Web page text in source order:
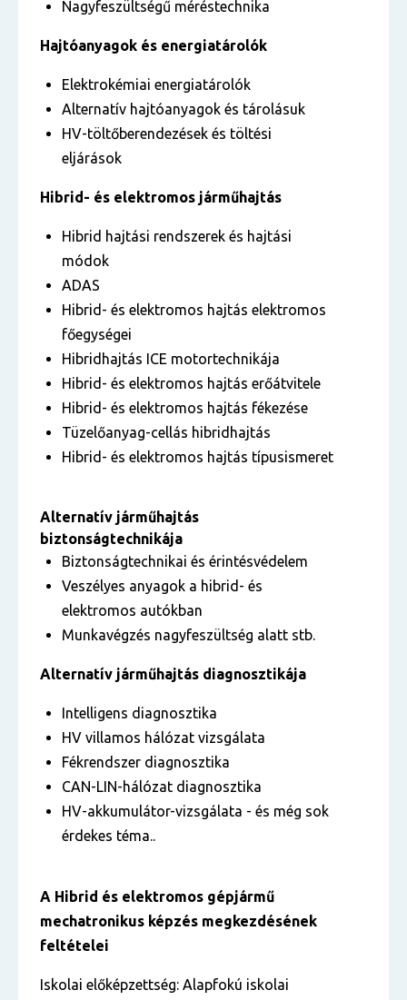
Nagyfeszültségű méréstechnika
Hajtóanyagok és energiatárolók
Elektrokémiai energiatárolók
Alternatív hajtóanyagok és tárolásuk
HV-töltőberendezések és töltési
eljárások
Hibrid- és elektromos járműhajtás
Hibrid hajtási rendszerek és hajtási
módok
ADAS
Hibrid- és elektromos hajtás elektromos
főegységei
Hibridhajtás ICE motortechnikája
Hibrid- és elektromos hajtás erőátvitele
Hibrid- és elektromos hajtás fékezése
Tüzelőanyag-cellás hibridhajtás
Hibrid- és elektromos hajtás típusismeret
Alternatív járműhajtás
biztonságtechnikája
Biztonságtechnikai és érintésvédelem
Veszélyes anyagok a hibrid- és
elektromos autókban
Munkavégzés nagyfeszültség alatt stb.
Alternatív járműhajtás diagnosztikája
Intelligens diagnosztika
HV villamos hálózat vizsgálata
Fékrendszer diagnosztika
CAN-LIN-hálózat diagnosztika
HV-akkumulátor-vizsgálata - és még sok
érdekes téma..
A Hibrid és elektromos gépjármű
mechatronikus képzés megkezdésének
feltételei
Iskolai előképzettség: Alapfokú iskolai